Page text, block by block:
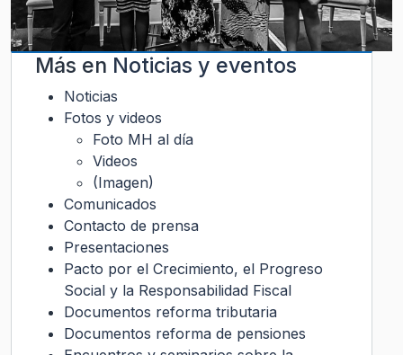
Más en Noticias y eventos
Noticias
Fotos y videos
Foto MH al día
Videos
(Imagen)
Comunicados
Contacto de prensa
Presentaciones
Pacto por el Crecimiento, el Progreso
Social y la Responsabilidad Fiscal
Documentos reforma tributaria
Documentos reforma de pensiones